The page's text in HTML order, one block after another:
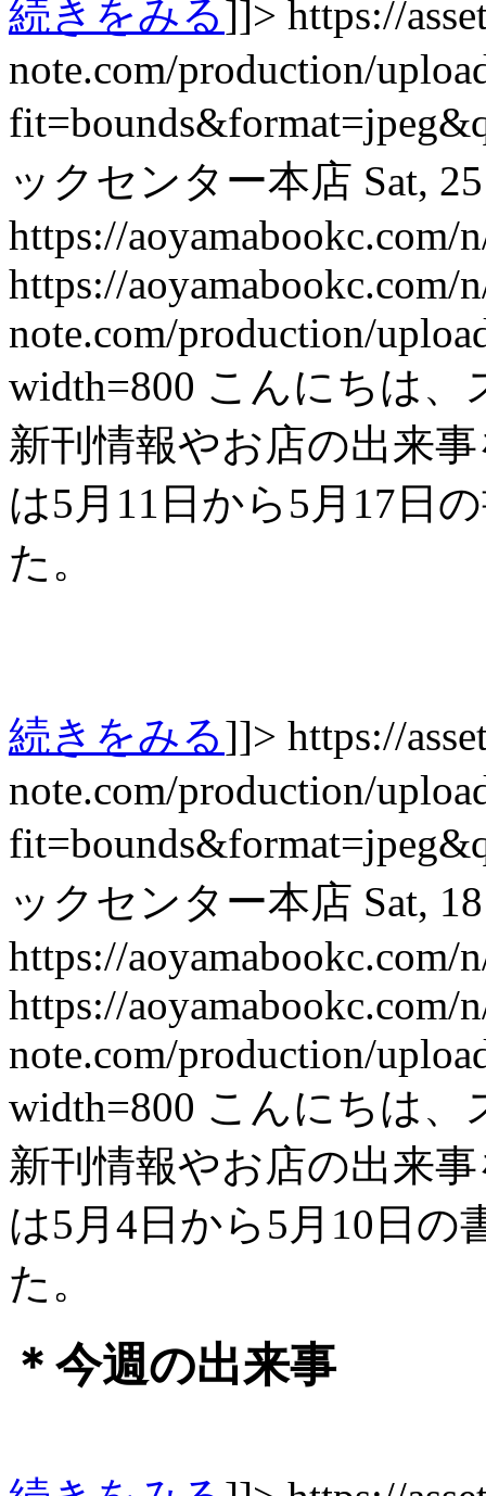
続きをみる]]> https://
note.com/production/
ックセンター本店 Sat,
https://aoyamabookc.com/
https://aoyamabookc.com/
note.com/production/
width=800 こんにちは、
新刊情報やお店の出来
は5月11日から5月17日
た。
続きをみる]]> https://
note.com/production/
ックセンター本店 Sat,
https://aoyamabookc.com/
https://aoyamabookc.com/
note.com/production/
width=800 こんにちは、
新刊情報やお店の出来
は5月4日から5月10日
た。
＊今週の出来事